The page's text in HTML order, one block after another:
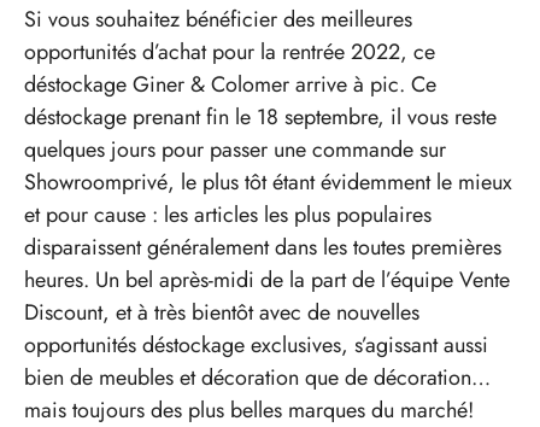
Si vous souhaitez bénéficier des meilleures
opportunités d’achat pour la rentrée 2022, ce
déstockage Giner & Colomer arrive à pic. Ce
déstockage prenant fin le 18 septembre, il vous reste
quelques jours pour passer une commande sur
Showroomprivé, le plus tôt étant évidemment le mieux
et pour cause : les articles les plus populaires
disparaissent généralement dans les toutes premières
heures. Un bel après-midi de la part de l’équipe Vente
Discount, et à très bientôt avec de nouvelles
opportunités déstockage exclusives, s’agissant aussi
bien de meubles et décoration que de décoration…
mais toujours des plus belles marques du marché!